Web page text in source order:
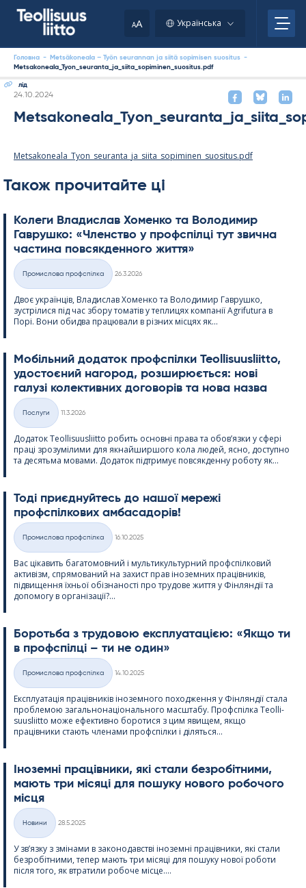
AA Українська
Головна - Metsäkoneala – Työn seurannan ja siitä sopimisen suositus -
Metsakoneala_Tyon_seuranta_ja_siita_sopiminen_suositus.pdf
лід
Kirjoitettu
24.10.2024
Metsakoneala_Tyon_seuranta_ja_siita_sopiminen_suositus.pdf
Також прочитайте ці
Колеги Владислав Хоменко та Володимир
Гаврушко: «Членство у профспілці тут звична
частина повсякденного життя»
Категорії
Промислова профспілка
26.3.2026
Двоє українців, Владислав Хоменко та Володимир Гаврушко,
зустрілися під час збору томатів у теплицях компанії Agri­fu­tura в
Порі. Вони обидва працювали в різних місцях як...
Мобільний додаток профспілки Teol­li­suus­liitto,
удостоєний нагород, розширюється: нові
галузі колективних договорів та нова назва
Категорії
Послуги
11.3.2026
Додаток Teol­li­suus­liitto робить основні права та обов’язки у сфері
праці зрозумілими для якнайширшого кола людей, ясно, доступно
та десятьма мовами. Додаток підтримує повсякденну роботу як...
Тоді приєднуйтесь до нашої мережі
профспілкових амбасадорів!
Категорії
Промислова профспілка
16.10.2025
Вас цікавить багатомовний і мультикультурний профспілковий
активізм, спрямований на захист прав іноземних працівників,
підвищення їхньої обізнаності про трудове життя у Фінляндії та
допомогу в організації?...
Боротьба з трудовою експлуатацією: «Якщо ти
в профспілці – ти не один»
Категорії
Промислова профспілка
14.10.2025
Експлуатація працівників іноземного походження у Фінляндії стала
проблемою загальнонаціонального масштабу. Профспілка Teol­li­
suus­liitto може ефективно боротися з цим явищем, якщо
працівники стають членами профспілки і діляться...
Іноземні працівники, які стали безробітними,
мають три місяці для пошуку нового робочого
місця
Категорії
Новини
28.5.2025
У зв’язку з змінами в законодавстві іноземні працівники, які стали
безробітними, тепер мають три місяці для пошуку нової роботи
після того, як втратили робоче місце....
clipboard.)